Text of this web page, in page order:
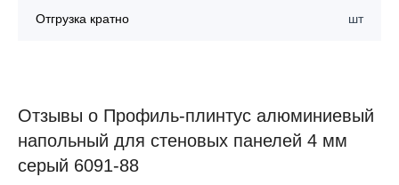
Отгрузка кратно шт
Отзывы о Профиль-плинтус алюминиевый
напольный для стеновых панелей 4 мм
серый 6091-88